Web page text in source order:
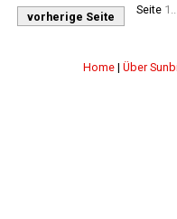
vorherige Seite
Seite
Home | Über